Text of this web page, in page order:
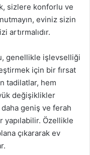
sizlere konforlu ve
eviniz sizin
artırmalıdır.
genellikle işlevselliği
için bir fırsat
tadilatlar, hem
değişiklikler
geniş ve ferah
yapılabilir. Özellikle
çıkararak ev